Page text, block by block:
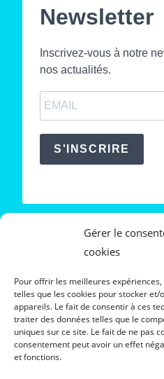
Gérer le
cookies
Pour offrir les meilleures
telles que les cookies pour stocker
appareils. Le fait de consentir à ces
traiter des données telles que le
uniques sur ce site. Le fait de ne pas
consentement peut avoir un effet
et fonctions.
Newsletter
Inscrivez-vous à notre
nos actualités.
S'INSCRIRE
Pour nous
Suivez-